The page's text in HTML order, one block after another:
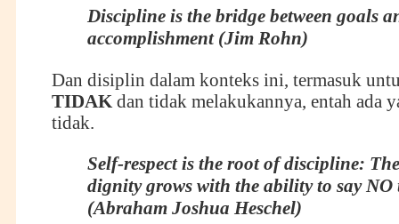
Discipline is the bridge between goals
accomplishment (Jim Rohn)
Dan disiplin dalam konteks ini, termasuk
TIDAKdan tidak melakukannya, entah ada
tidak.
Self-respect is the root of discipline:
dignity grows with the ability to say NO
(Abraham Joshua Heschel)